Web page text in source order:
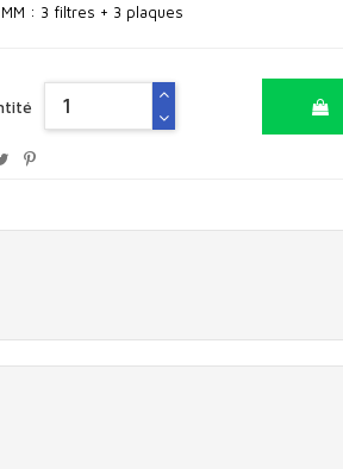
: 3 filtres + 3 plaques